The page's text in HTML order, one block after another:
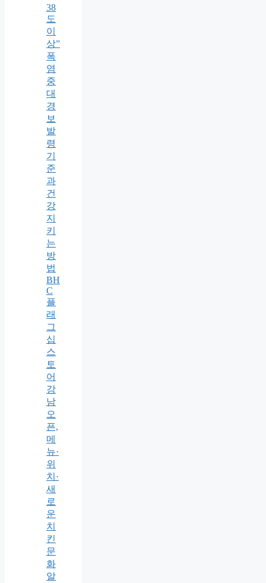
38
도
이
상”
폭
염
중
대
경
보
발
령
기
준
과
건
강
지
키
는
방
법
BH
C
플
래
그
십
스
토
어
강
남
오
픈,
메
뉴·
위
치·
새
로
운
치
킨
문
화
알